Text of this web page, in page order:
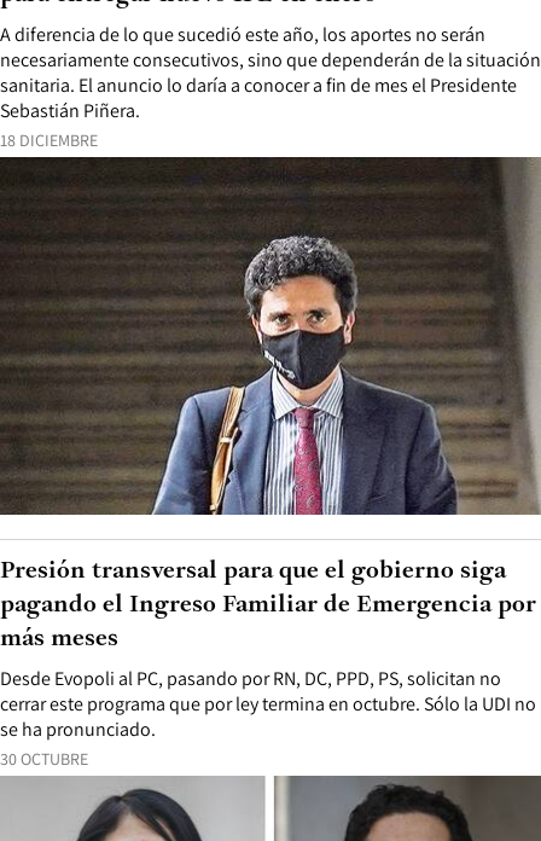
18 DICIEMBRE
A diferencia de lo que sucedió este año, los aportes no serán
necesariamente consecutivos, sino que dependerán de la situación
sanitaria. El anuncio lo daría a conocer a fin de mes el Presidente
Sebastián Piñera.
30 OCTUBRE
Desde Evopoli al PC, pasando por RN, DC, PPD, PS, solicitan no
cerrar este programa que por ley termina en octubre. Sólo la UDI no
se ha pronunciado.
Presión transversal para que el gobierno siga
pagando el Ingreso Familiar de Emergencia por
más meses